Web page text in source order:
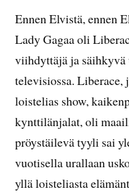
Ennen Elvistä, ennen
Lady Gagaa oli
viihdyttäjä ja
televisiossa. Liberace,
loistelias show,
kynttilänjalat, oli
pröystäilevä tyyli sai
vuotisella urallaan
yllä loisteliasta